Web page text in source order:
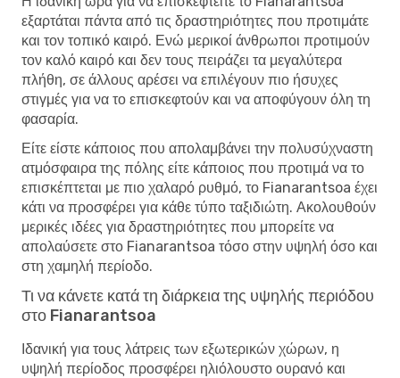
εξαρτάται πάντα από τις δραστηριότητες που προτιμάτε
και τον τοπικό καιρό. Ενώ μερικοί άνθρωποι προτιμούν
τον καλό καιρό και δεν τους πειράζει τα μεγαλύτερα
πλήθη, σε άλλους αρέσει να επιλέγουν πιο ήσυχες
στιγμές για να το επισκεφτούν και να αποφύγουν όλη τη
φασαρία.
Είτε είστε κάποιος που απολαμβάνει την πολυσύχναστη
ατμόσφαιρα της πόλης είτε κάποιος που προτιμά να το
επισκέπτεται με πιο χαλαρό ρυθμό, το Fianarantsoa έχει
κάτι να προσφέρει για κάθε τύπο ταξιδιώτη. Ακολουθούν
μερικές ιδέες για δραστηριότητες που μπορείτε να
απολαύσετε στο Fianarantsoa τόσο στην υψηλή όσο και
στη χαμηλή περίοδο.
Τι να κάνετε κατά τη διάρκεια της υψηλής περιόδου
στο Fianarantsoa
Ιδανική για τους λάτρεις των εξωτερικών χώρων, η
υψηλή περίοδος προσφέρει ηλιόλουστο ουρανό και